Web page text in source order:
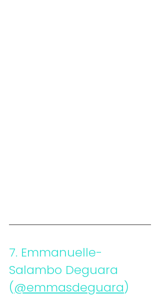
7. Emmanuelle-
Salambo Deguara
(@emmasdeguara)